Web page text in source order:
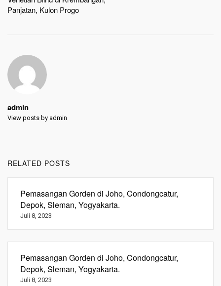
Panjatan, Kulon Progo
admin
View posts by admin
RELATED POSTS
Pemasangan Gorden di Joho, Condongcatur,
Depok, Sleman, Yogyakarta.
Juli 8, 2023
Pemasangan Gorden di Joho, Condongcatur,
Depok, Sleman, Yogyakarta.
Juli 8, 2023